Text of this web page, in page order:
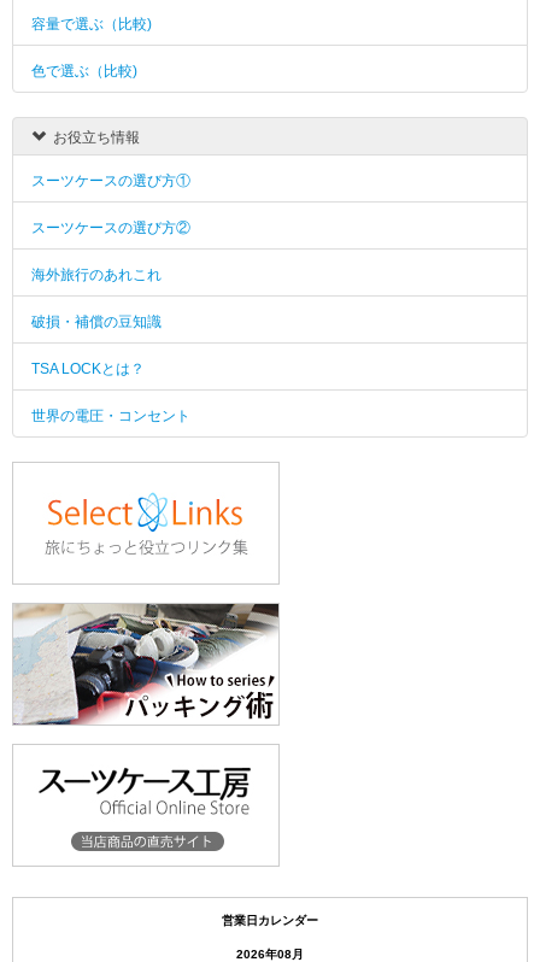
容量で選ぶ（比較)
色で選ぶ（比較)
お役立ち情報
スーツケースの選び方①
スーツケースの選び方②
海外旅行のあれこれ
破損・補償の豆知識
TSA LOCKとは？
世界の電圧・コンセント
営業日カレンダー
2026年08月